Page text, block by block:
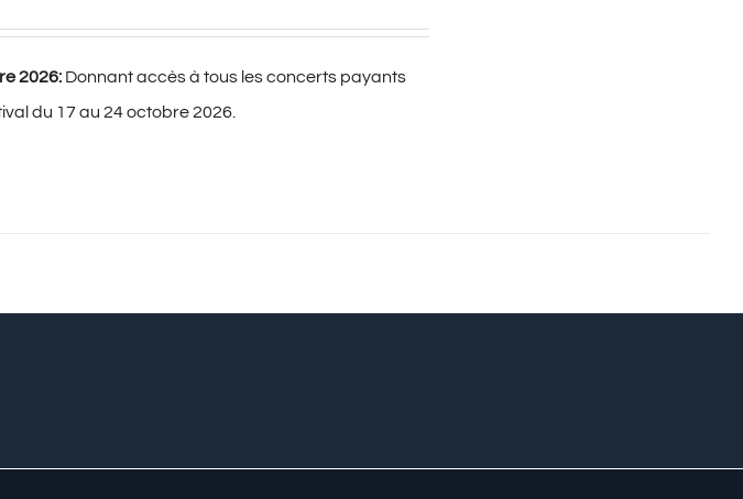
2026:Donnant accès à tous les concerts payants
du 17 au 24 octobre 2026.